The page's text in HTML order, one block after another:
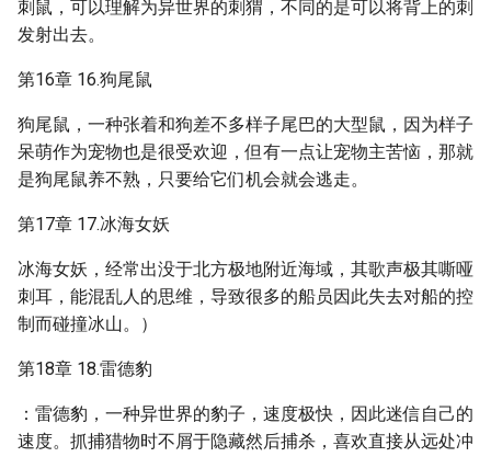
刺鼠，可以理解为异世界的刺猬，不同的是可以将背上的刺
发射出去。
第16章 16.狗尾鼠
狗尾鼠，一种张着和狗差不多样子尾巴的大型鼠，因为样子
呆萌作为宠物也是很受欢迎，但有一点让宠物主苦恼，那就
是狗尾鼠养不熟，只要给它们机会就会逃走。
第17章 17.冰海女妖
冰海女妖，经常出没于北方极地附近海域，其歌声极其嘶哑
刺耳，能混乱人的思维，导致很多的船员因此失去对船的控
制而碰撞冰山。）
第18章 18.雷德豹
：雷德豹，一种异世界的豹子，速度极快，因此迷信自己的
速度。抓捕猎物时不屑于隐藏然后捕杀，喜欢直接从远处冲